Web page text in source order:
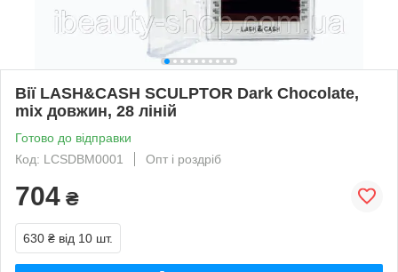
Вії LASH&CASH SCULPTOR Dark Chocolate,
mix довжин, 28 ліній
Готово до відправки
Код: LCSDBM0001
Опт і роздріб
704 ₴
630 ₴ від 10 шт.